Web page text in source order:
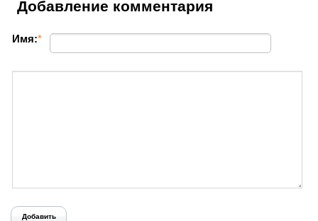
Добавление комментария
Имя:*
Добавить